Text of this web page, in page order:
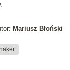
Mariusz Błoński